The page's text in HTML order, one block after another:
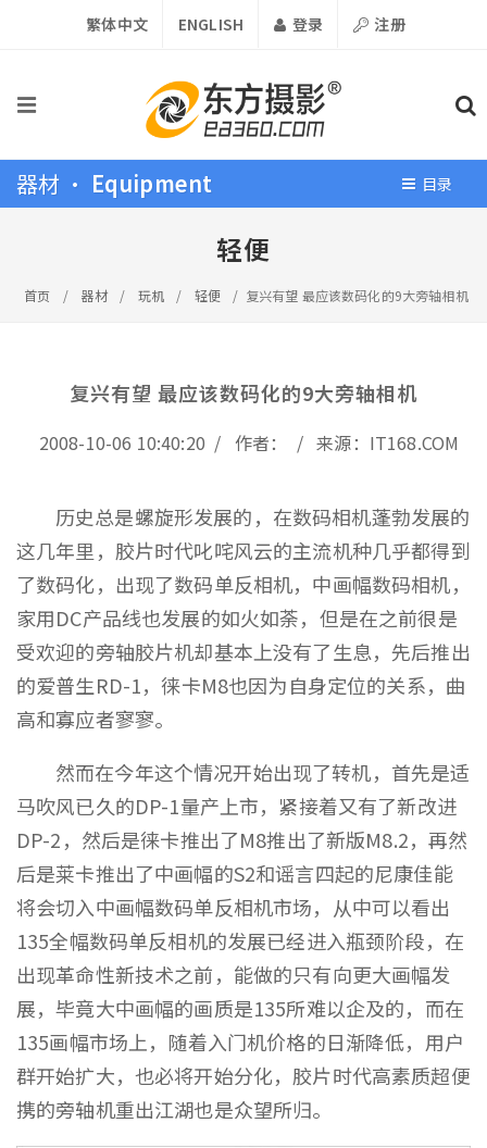
繁体中文 ENGLISH 登录 注册
器材 • Equipment 目录
轻便
首页 / 器材 / 玩机 / 轻便 / 复兴有望 最应该数码化的9大旁轴相机
复兴有望 最应该数码化的9大旁轴相机
2008-10-06 10:40:20 / 作者： / 来源：IT168.COM
历史总是螺旋形发展的，在数码相机蓬勃发展的
这几年里，胶片时代叱咤风云的主流机种几乎都得到
了数码化，出现了数码单反相机，中画幅数码相机，
家用DC产品线也发展的如火如荼，但是在之前很是
受欢迎的旁轴胶片机却基本上没有了生息，先后推出
的爱普生RD-1，徕卡M8也因为自身定位的关系，曲
高和寡应者寥寥。
然而在今年这个情况开始出现了转机，首先是适
马吹风已久的DP-1量产上市，紧接着又有了新改进
DP-2，然后是徕卡推出了M8推出了新版M8.2，再然
后是莱卡推出了中画幅的S2和谣言四起的尼康佳能
将会切入中画幅数码单反相机市场，从中可以看出
135全幅数码单反相机的发展已经进入瓶颈阶段，在
出现革命性新技术之前，能做的只有向更大画幅发
展，毕竟大中画幅的画质是135所难以企及的，而在
135画幅市场上，随着入门机价格的日渐降低，用户
群开始扩大，也必将开始分化，胶片时代高素质超便
携的旁轴机重出江湖也是众望所归。